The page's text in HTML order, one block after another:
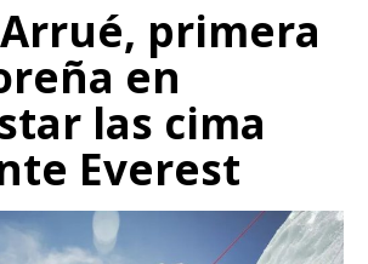
primera
en
las cima
Everest